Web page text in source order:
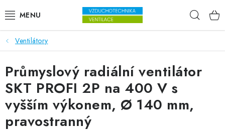
VENTILÁTORY
VZDUCHOTECHNIKA
REKUPERACE
TOPENÍ A CHLAZENÍ
Ventilátory
Průmyslový radiální ventilátor
SKT PROFI 2P na 400 V s
vyšším výkonem, Ø 140 mm,
pravostranný